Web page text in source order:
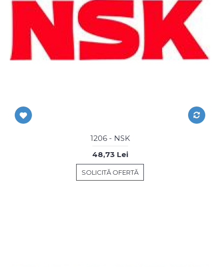
1206 - NSK
48,73 Lei
SOLICITĂ OFERTĂ